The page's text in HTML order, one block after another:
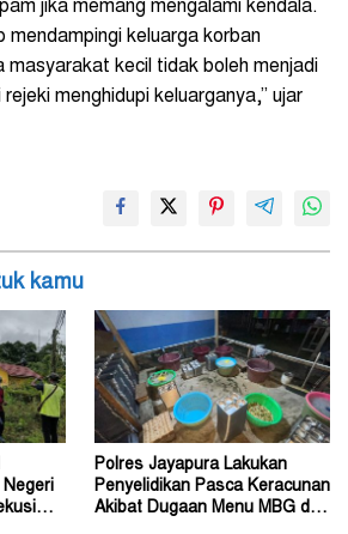
jika memang mengalami kendala.
mendampingi keluarga korban
masyarakat kecil tidak boleh menjadi
menghidupi keluarganya,” ujar
kamu
Negeri
Polres Jayapura Lakukan
Penyelidikan Pasca Keracunan
Akibat Dugaan Menu MBG di